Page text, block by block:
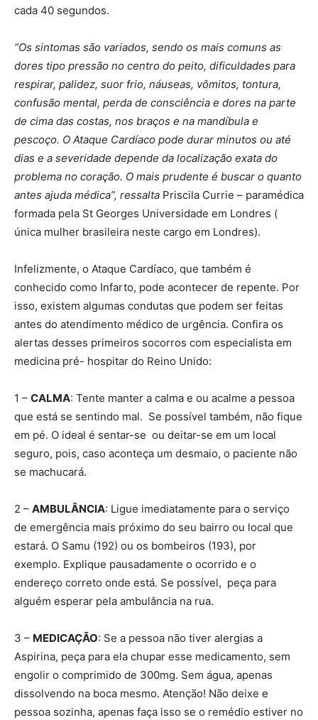
cada 40 segundos.
“Os sintomas são variados, sendo os mais comuns as
dores tipo pressão no centro do peito, dificuldades para
respirar, palidez, suor frio, náuseas, vômitos, tontura,
confusão mental, perda de consciência e dores na parte
de cima das costas, nos braços e na mandíbula e
pescoço. O Ataque Cardíaco pode durar minutos ou até
dias e a severidade depende da localização exata do
problema no coração. O mais prudente é buscar o quanto
antes ajuda médica”, ressalta Priscila Currie – paramédica
formada pela St Georges Universidade em Londres (
única mulher brasileira neste cargo em Londres).
Infelizmente, o Ataque Cardíaco, que também é
conhecido como Infarto, pode acontecer de repente. Por
isso, existem algumas condutas que podem ser feitas
antes do atendimento médico de urgência. Confira os
alertas desses primeiros socorros com especialista em
medicina pré- hospitar do Reino Unido:
1 – CALMA: Tente manter a calma e ou acalme a pessoa
que está se sentindo mal. Se possível também, não fique
em pé. O ideal é sentar-se ou deitar-se em um local
seguro, pois, caso aconteça um desmaio, o paciente não
se machucará.
2 – AMBULÂNCIA: Ligue imediatamente para o serviço
de emergência mais próximo do seu bairro ou local que
estará. O Samu (192) ou os bombeiros (193), por
exemplo. Explique pausadamente o ocorrido e o
endereço correto onde está. Se possível, peça para
alguém esperar pela ambulância na rua.
3 – MEDICAÇÃO: Se a pessoa não tiver alergias a
Aspirina, peça para ela chupar esse medicamento, sem
engolir o comprimido de 300mg. Sem água, apenas
dissolvendo na boca mesmo. Atenção! Não deixe e
pessoa sozinha, apenas faça isso se o remédio estiver no